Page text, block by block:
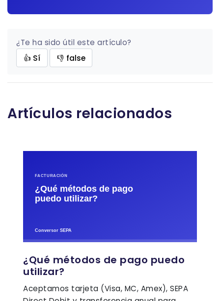
¿Te ha sido útil este artículo?
👍 Sí
👎 false
Artículos relacionados
¿Qué métodos de pago puedo
utilizar?
Aceptamos tarjeta (Visa, MC, Amex), SEPA